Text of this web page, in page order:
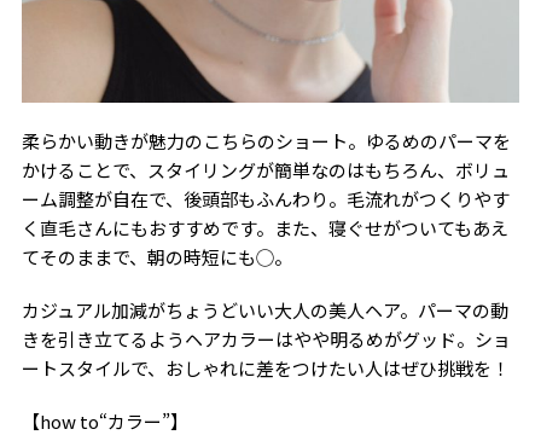
柔らかい動きが魅力のこちらのショート。ゆるめのパーマを
かけることで、スタイリングが簡単なのはもちろん、ボリュ
ーム調整が自在で、後頭部もふんわり。毛流れがつくりやす
く直毛さんにもおすすめです。また、寝ぐせがついてもあえ
てそのままで、朝の時短にも◯。
カジュアル加減がちょうどいい大人の美人ヘア。パーマの動
きを引き立てるようヘアカラーはやや明るめがグッド。ショ
ートスタイルで、おしゃれに差をつけたい人はぜひ挑戦を！
【how to“カラー”】